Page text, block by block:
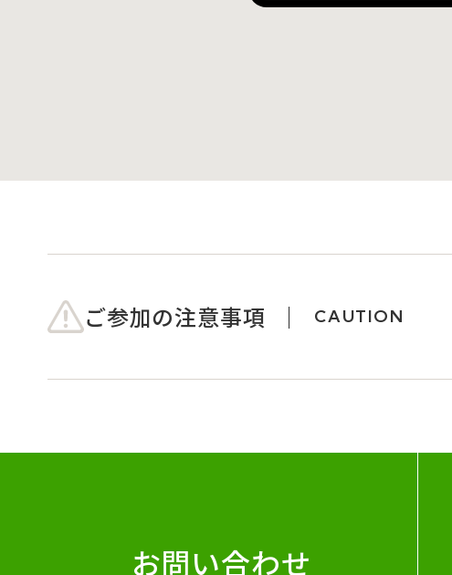
ご参加の注意事項 CAUTION
お問い合わせ